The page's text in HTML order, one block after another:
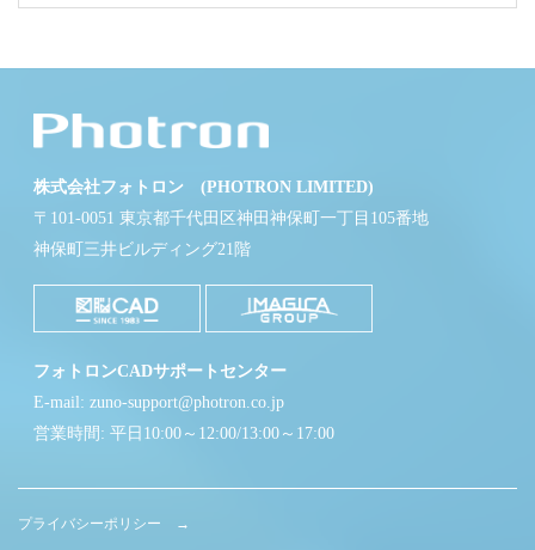
株式会社フォトロン (PHOTRON LIMITED)
〒101-0051 東京都千代田区神田神保町一丁目105番地
神保町三井ビルディング21階
フォトロンCADサポートセンター
E-mail: zuno-support@photron.co.jp
営業時間: 平日10:00～12:00/13:00～17:00
プライバシーポリシー →